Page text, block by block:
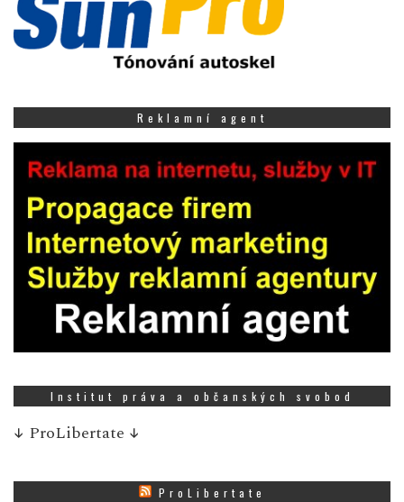
Reklamní agent
Institut práva a občanských svobod
↓ ProLibertate ↓
ProLibertate